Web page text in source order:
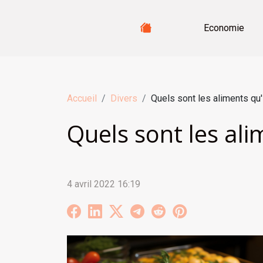
Economie
Accueil Divers Quels sont les aliments
Quels sont les
4 avril 2022 16:19